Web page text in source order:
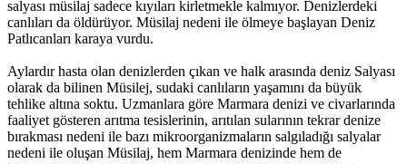
salyası müsilaj sadece kıyıları kirletmekle kalmıyor. Denizlerdeki
canlıları da öldürüyor. Müsilaj nedeni ile ölmeye başlayan Deniz
Patlıcanları karaya vurdu.
Aylardır hasta olan denizlerden çıkan ve halk arasında deniz Salyası
olarak da bilinen Müsilej, sudaki canlıların yaşamını da büyük
tehlike altına soktu. Uzmanlara göre Marmara denizi ve civarlarında
faaliyet gösteren arıtma tesislerinin, arıtılan sularının tekrar denize
bırakması nedeni ile bazı mikroorganizmaların salgıladığı salyalar
nedeni ile oluşan Müsilaj, hem Marmara denizinde hem de